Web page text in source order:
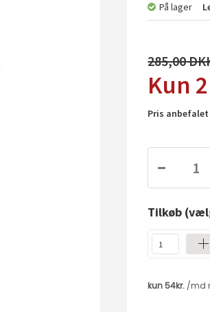
På lager
285,00
Pris
Tilkøb